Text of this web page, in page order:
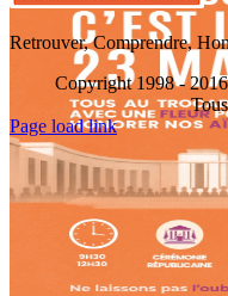
Retrouver, Comprendre,
Copyright 1998 -
Toggle
Sliding
Area
Page load link
Go
Top